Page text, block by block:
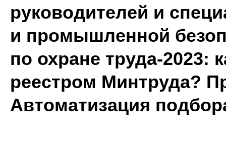
руководителей и
и промышленной
по охране труда-2023:
реестром Минтруда?
Автоматизация